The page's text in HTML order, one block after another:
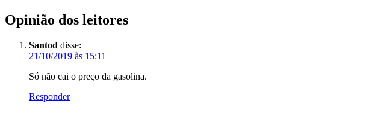
Opinião dos leitores
Santod disse:
21/10/2019 às 15:11
Só não cai o preço da gasolina.
Responder